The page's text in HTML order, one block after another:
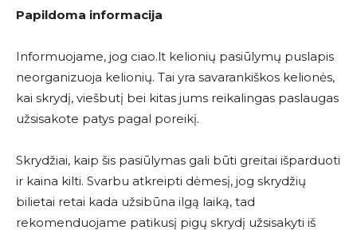
Papildoma informacija
Informuojame, jog ciao.lt kelionių pasiūlymų puslapis
neorganizuoja kelionių. Tai yra savarankiškos kelionės,
kai skrydį, viešbutį bei kitas jums reikalingas paslaugas
užsisakote patys pagal poreikį.
Skrydžiai, kaip šis pasiūlymas gali būti greitai išparduoti
ir kaina kilti. Svarbu atkreipti dėmesį, jog skrydžių
bilietai retai kada užsibūna ilgą laiką, tad
rekomenduojame patikusį pigų skrydį užsisakyti iš